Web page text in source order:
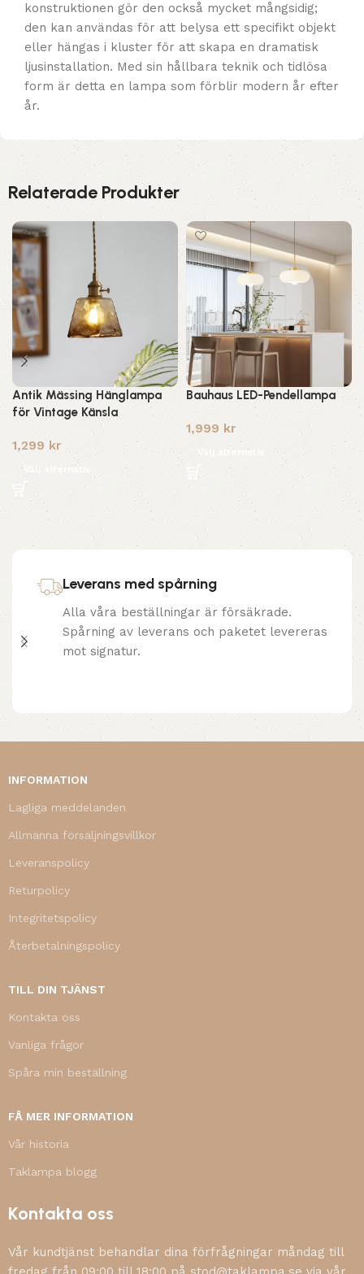
konstruktionen gör den också mycket mångsidig;
den kan användas för att belysa ett specifikt objekt
eller hängas i kluster för att skapa en dramatisk
ljusinstallation. Med sin hållbara teknik och tidlösa
form är detta en lampa som förblir modern år efter
år.
Relaterade Produkter
Antik Mässing Hänglampa
för Vintage Känsla
1,299 kr
Välj alternativ
Bauhaus LED-Pendellampa
1,999kr
Välj alternativ
Leverans med spårning
Alla våra beställningar är försäkrade.
Spårning av leverans och paketet levereras
mot signatur.
INFORMATION
Lagliga meddelanden
Allmänna försäljningsvillkor
Leveranspolicy
Returpolicy
Integritetspolicy
Återbetalningspolicy
TILL DIN TJÄNST
Kontakta oss
Vanliga frågor
Spåra min beställning
FÅ MER INFORMATION
Vår historia
Taklampa blogg
Kontakta oss
Vår kundtjänst behandlar dina förfrågningar måndag till